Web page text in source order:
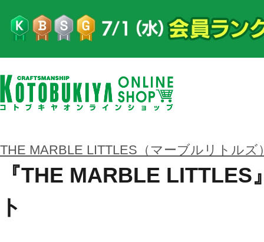
THE MARBLE LITTLES（マーブルリトルズ
『THE MARBLE
ト